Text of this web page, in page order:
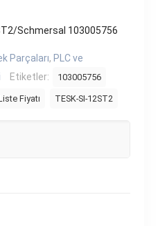
Schmersal 103005756
Parçaları, PLC ve
Etiketler: 103005756
Fiyatı TESK-SI-12ST2